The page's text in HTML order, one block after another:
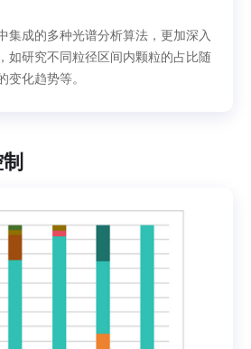
集成的多种光谱分析算法，更加深入
如研究不同粒径区间内颗粒的占比随
变化趋势等。